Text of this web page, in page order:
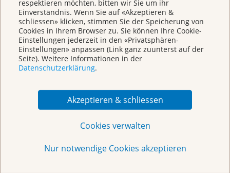
respektieren möchten, bitten wir Sie um ihr
Einverständnis. Wenn Sie auf «Akzeptieren &
schliessen» klicken, stimmen Sie der Speicherung von
Cookies in Ihrem Browser zu. Sie können Ihre Cookie-
Einstellungen jederzeit in den «Privatsphären-
Einstellungen» anpassen (Link ganz zuunterst auf der
Seite). Weitere Informationen in der
Datenschutzerklärung.
Akzeptieren & schliessen
Cookies verwalten
Nur notwendige Cookies akzeptieren
Weitere Themen
Beratung